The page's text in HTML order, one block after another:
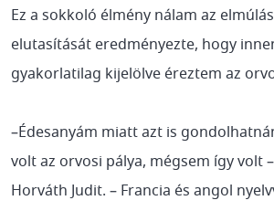
Ez a sokkoló élmény nálam az
elutasítását eredményezte, hogy
gyakorlatilag kijelölve éreztem az
–Édesanyám miatt azt is
volt az orvosi pálya, mégsem így volt
Horváth Judit. – Francia és angol